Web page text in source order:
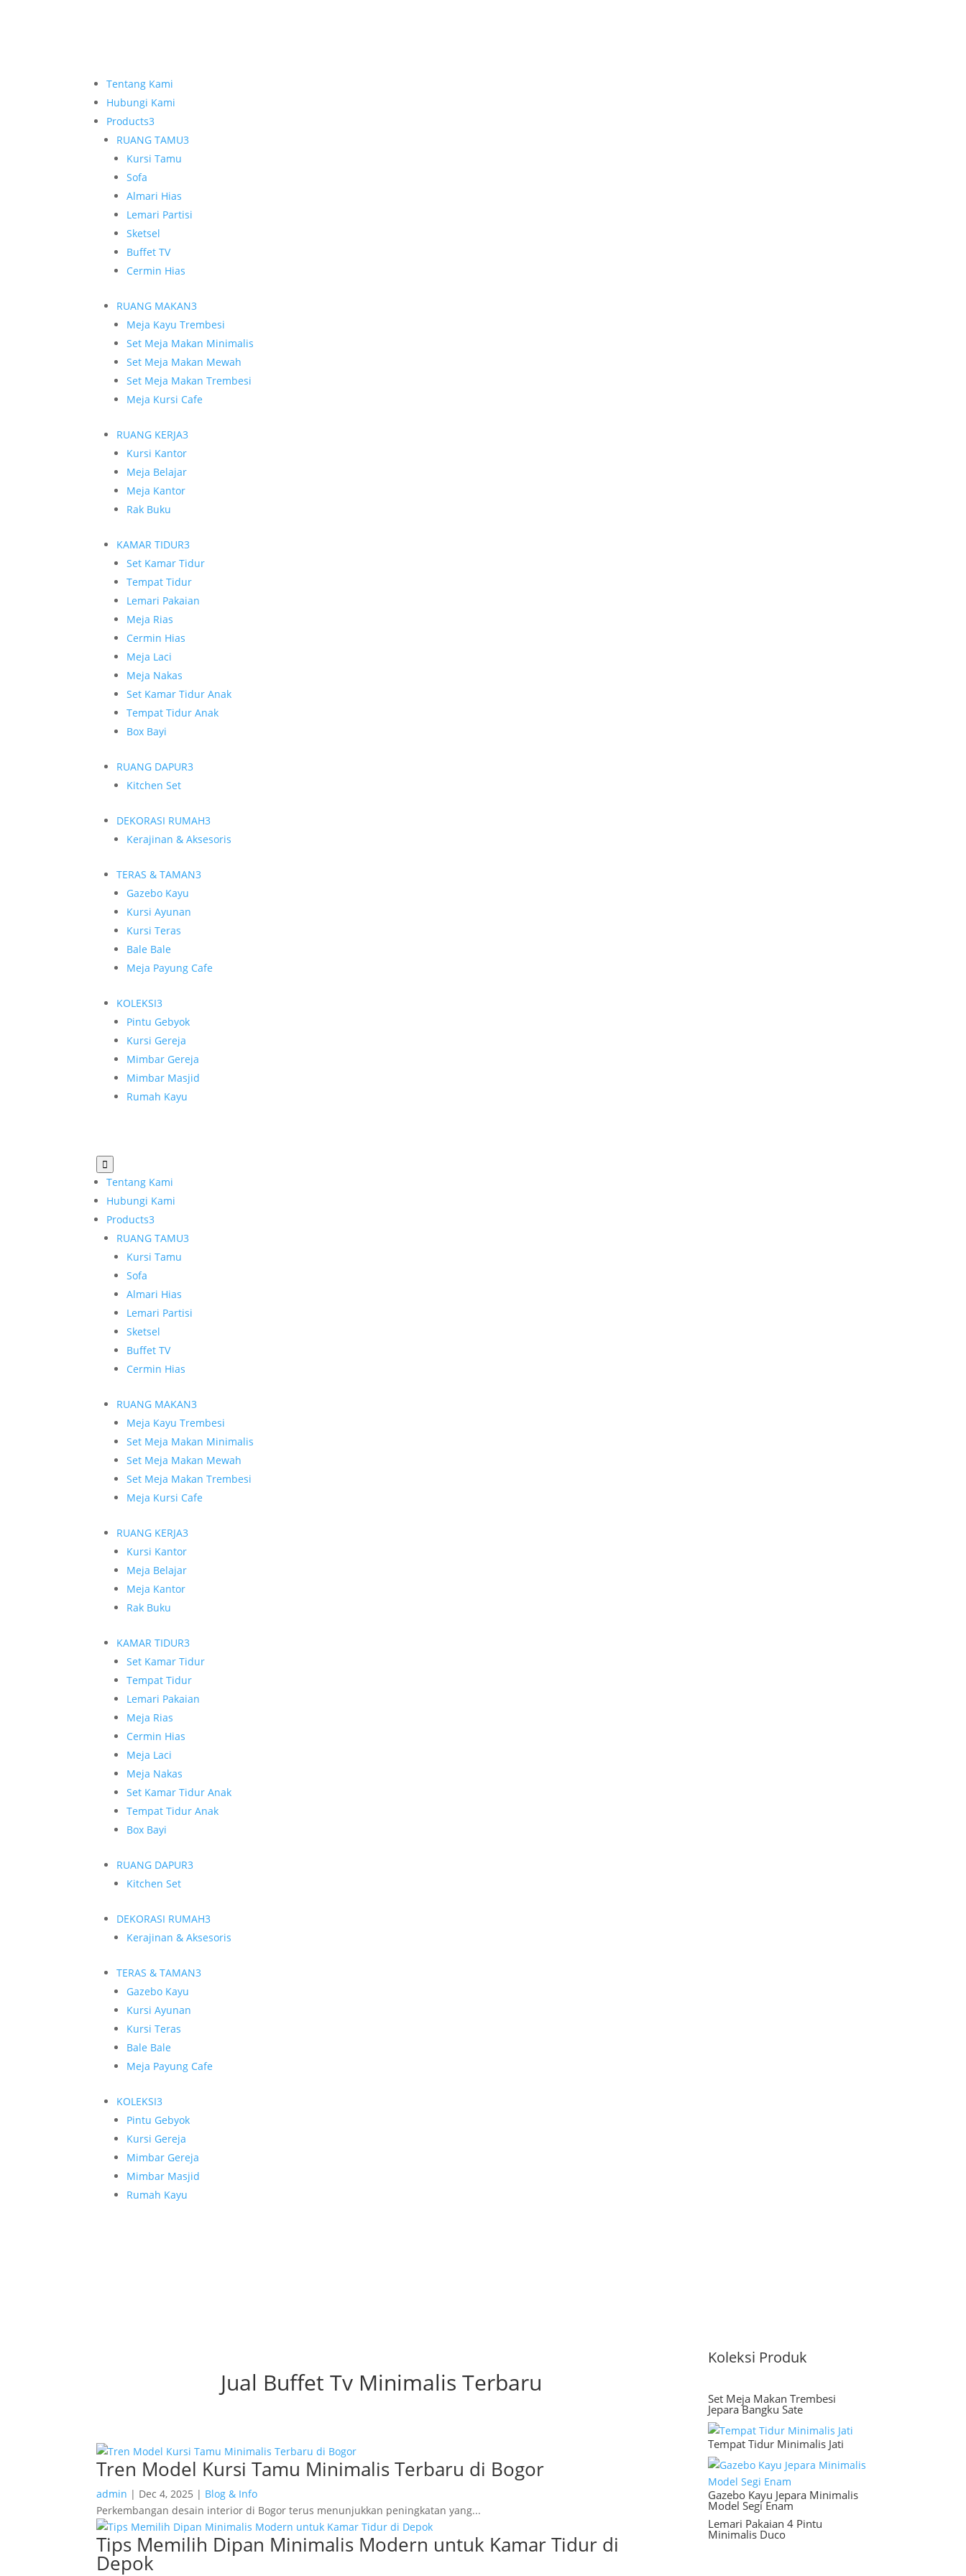
Tentang Kami
Hubungi Kami
Products3
RUANG TAMU3
Kursi Tamu
Sofa
Almari Hias
Lemari Partisi
Sketsel
Buffet TV
Cermin Hias
RUANG MAKAN3
Meja Kayu Trembesi
Set Meja Makan Minimalis
Set Meja Makan Mewah
Set Meja Makan Trembesi
Meja Kursi Cafe
RUANG KERJA3
Kursi Kantor
Meja Belajar
Meja Kantor
Rak Buku
KAMAR TIDUR3
Set Kamar Tidur
Tempat Tidur
Lemari Pakaian
Meja Rias
Cermin Hias
Meja Laci
Meja Nakas
Set Kamar Tidur Anak
Tempat Tidur Anak
Box Bayi
RUANG DAPUR3
Kitchen Set
DEKORASI RUMAH3
Kerajinan & Aksesoris
TERAS & TAMAN3
Gazebo Kayu
Kursi Ayunan
Kursi Teras
Bale Bale
Meja Payung Cafe
KOLEKSI3
Pintu Gebyok
Kursi Gereja
Mimbar Gereja
Mimbar Masjid
Rumah Kayu

Tentang Kami
Hubungi Kami
Products3
RUANG TAMU3
Kursi Tamu
Sofa
Almari Hias
Lemari Partisi
Sketsel
Buffet TV
Cermin Hias
RUANG MAKAN3
Meja Kayu Trembesi
Set Meja Makan Minimalis
Set Meja Makan Mewah
Set Meja Makan Trembesi
Meja Kursi Cafe
RUANG KERJA3
Kursi Kantor
Meja Belajar
Meja Kantor
Rak Buku
KAMAR TIDUR3
Set Kamar Tidur
Tempat Tidur
Lemari Pakaian
Meja Rias
Cermin Hias
Meja Laci
Meja Nakas
Set Kamar Tidur Anak
Tempat Tidur Anak
Box Bayi
RUANG DAPUR3
Kitchen Set
DEKORASI RUMAH3
Kerajinan & Aksesoris
TERAS & TAMAN3
Gazebo Kayu
Kursi Ayunan
Kursi Teras
Bale Bale
Meja Payung Cafe
KOLEKSI3
Pintu Gebyok
Kursi Gereja
Mimbar Gereja
Mimbar Masjid
Rumah Kayu
Jual Buffet Tv Minimalis Terbaru
Tren Model Kursi Tamu Minimalis Terbaru di Bogor
admin | Dec 4, 2025 | Blog & Info
Perkembangan desain interior di Bogor terus menunjukkan peningkatan yang...
Tips Memilih Dipan Minimalis Modern untuk Kamar Tidur di
Depok
Koleksi Produk
Set Meja Makan Trembesi
Jepara Bangku Sate
Tempat Tidur Minimalis Jati
Gazebo Kayu Jepara Minimalis
Model Segi Enam
Lemari Pakaian 4 Pintu
Minimalis Duco